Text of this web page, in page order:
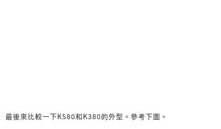
最後來比較一下K580和K380的外型。參考下圖。